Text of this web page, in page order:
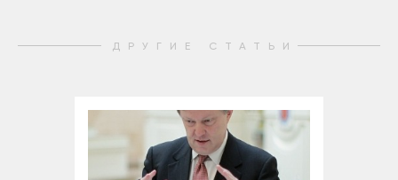
ДРУГИЕ СТАТЬИ